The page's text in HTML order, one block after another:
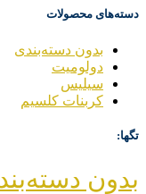
دسته‌های محصولات
بدون دسته‌بندی
دولومیت
سیلیس
کربنات کلسیم
تگها:
بدون